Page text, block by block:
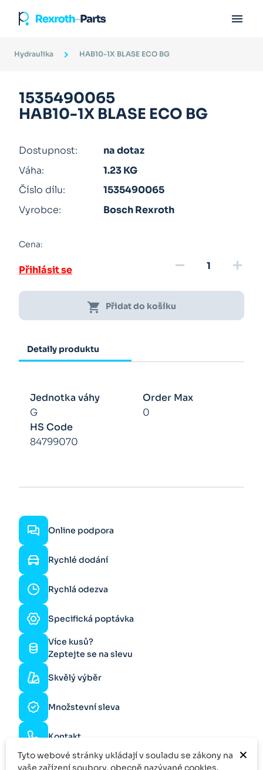

Hydraulika HAB10-1X BLASE ECO BG
1535490065
HAB10-1X BLASE ECO BG
Dostupnost:
na dotaz
Váha:
1.23 KG
Číslo dílu:
1535490065
Vyrobce:
Bosch Rexroth
Cena:
Přihlásit se remove add
shopping_cart Přidat do košíku
Detaily produktu
Jednotka váhy
G
Order Max
0
HS Code
84799070
Online podpora
Rychlé dodání
Rychlá odezva
Specifická poptávka
Více kusů?
Zeptejte se na slevu
Skvělý výběr
Množstevní sleva
Kontakt
×
Tyto webové stránky ukládají v souladu se zákony na
vaše zařízení soubory, obecně nazývané cookies.